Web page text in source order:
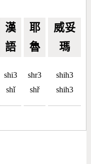
漢
語
耶
魯
威妥
瑪
shi3
shǐ
shr3
shř
shih3
shih3